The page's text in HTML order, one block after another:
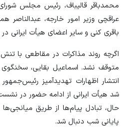
محمدباقر قالیباف، رئیس مجلس
عراقچی وزیر امور خارجه،
باقری کنی و سایر اعضای هیأت ایرانی
اگرچه روند مذاکرات در مقاطعی با
متوقف نشد. اسماعیل بقایی، سخنگوی
انتشار اظهارات تهدیدآمیز
شد هیأت ایرانی از ادامه حضور در
حال، تبادل پیام‌ها از طریق
پایانی شب دنبال شد.